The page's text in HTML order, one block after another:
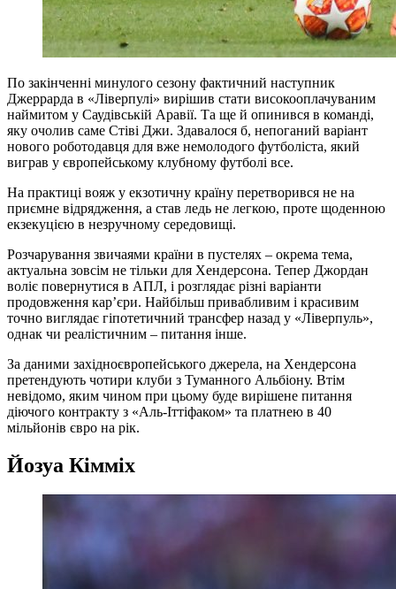
По закінченні минулого сезону фактичний наступник
Джеррарда в «Ліверпулі» вирішив стати високооплачуваним
наймитом у Саудівській Аравії. Та ще й опинився в команді,
яку очолив саме Стіві Джи. Здавалося б, непоганий варіант
нового роботодавця для вже немолодого футболіста, який
виграв у європейському клубному футболі все.
На практиці вояж у екзотичну країну перетворився не на
приємне відрядження, а став ледь не легкою, проте щоденною
екзекуцією в незручному середовищі.
Розчарування звичаями країни в пустелях – окрема тема,
актуальна зовсім не тільки для Хендерсона. Тепер Джордан
воліє повернутися в АПЛ, і розглядає різні варіанти
продовження кар’єри. Найбільш привабливим і красивим
точно виглядає гіпотетичний трансфер назад у «Ліверпуль»,
однак чи реалістичним – питання інше.
За даними західноєвропейського джерела, на Хендерсона
претендують чотири клуби з Туманного Альбіону. Втім
невідомо, яким чином при цьому буде вирішене питання
діючого контракту з «Аль-Іттіфаком» та платнею в 40
мільйонів євро на рік.
Йозуа Кімміх